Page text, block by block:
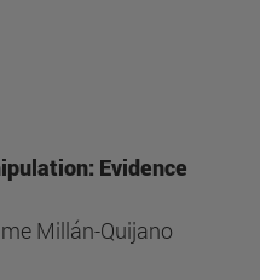
Evidence
Millán-Quijano